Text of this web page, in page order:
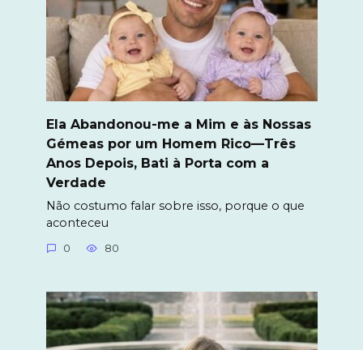
Ela Abandonou-me a Mim e às Nossas
Gémeas por um Homem Rico—Três
Anos Depois, Bati à Porta com a
Verdade
Não costumo falar sobre isso, porque o que
aconteceu
0 80